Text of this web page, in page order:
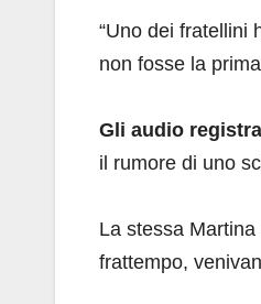
“Uno dei fratellini
non fosse la
Gli audio
il rumore di uno
La stessa
frattempo,